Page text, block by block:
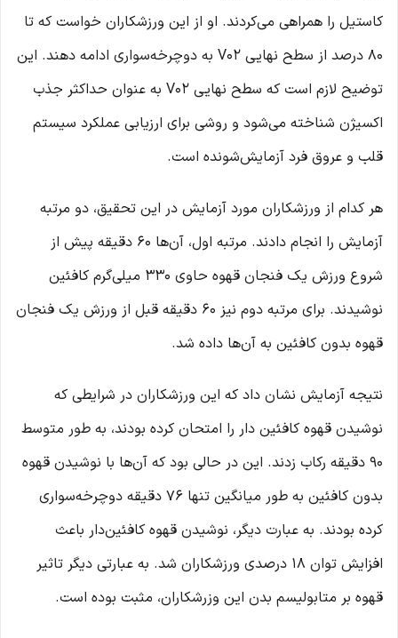
کاستیل را همراهی می‌کردند. او از این ورزشکاران خواست که تا
80 درصد از سطح نهایی V02 به دوچرخه‌سواری ادامه دهند. این
توضیح لازم است که سطح نهایی V02 به عنوان حداکثر جذب
اکسیژن شناخته می‌شود و روشی برای ارزیابی عملکرد سیستم
قلب و عروق فرد آزمایش‌شونده است.
هر کدام از ورزشکاران مورد آزمایش در این تحقیق، دو مرتبه
آزمایش را انجام دادند. مرتبه اول، آن‌ها 60 دقیقه پیش از
شروع ورزش یک فنجان قهوه حاوی 330 میلی‌گرم کافئین
نوشیدند. برای مرتبه دوم نیز 60 دقیقه قبل از ورزش یک فنجان
قهوه بدون کافئین به آن‌ها داده شد.
نتیجه آزمایش نشان داد که این ورزشکاران در شرایطی که
نوشیدن قهوه کافئین ‌دار را امتحان کرده بودند، به طور متوسط
90 دقیقه رکاب زدند. این در حالی بود که آن‌ها با نوشیدن قهوه
بدون کافئین به طور میانگین تنها 76 دقیقه دوچرخه‌سواری
کرده بودند. به عبارت دیگر، نوشیدن قهوه کافئین‌دار باعث
افزایش توان 18 درصدی ورزشکاران شد. به عبارتی دیگر تاثیر
قهوه بر متابولیسم بدن این وزرشکاران، مثبت بوده است.